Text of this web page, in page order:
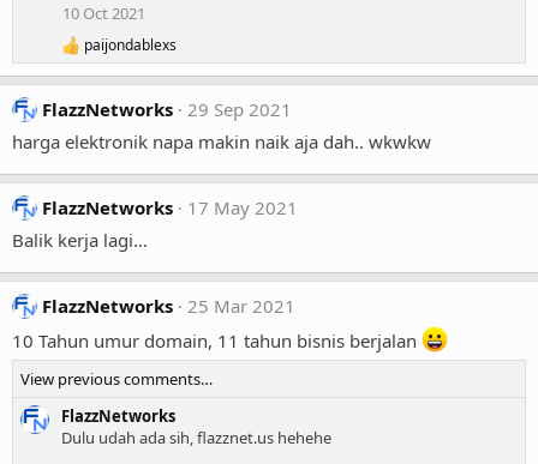
10 Oct 2021
R
e
a
c
n
s
paijondablexs
FlazzNetworks
29 Sep 2021
harga elektronik napa makin naik aja dah.. wkwkw
FlazzNetworks
17 May 2021
Balik kerja lagi...
FlazzNetworks
25 Mar 2021
10 Tahun umur domain, 11 tahun bisnis berjalan
View previous comments…
FlazzNetworks
Dulu udah ada sih, flazznet.us hehehe